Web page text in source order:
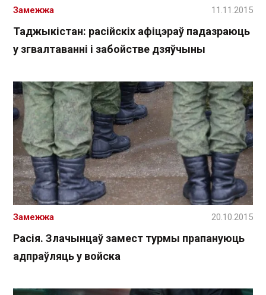
Таджыкістан: расійскіх афіцэраў падазраюць
у згвалтаванні і забойстве дзяўчыны
Замежжа 11.11.2015
Расія. Злачынцаў замест турмы прапануюць
адпраўляць у войска
Замежжа 20.10.2015